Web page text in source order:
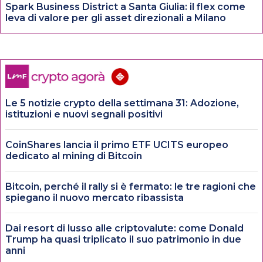
Spark Business District a Santa Giulia: il flex come
leva di valore per gli asset direzionali a Milano
Le 5 notizie crypto della settimana 31: Adozione,
istituzioni e nuovi segnali positivi
CoinShares lancia il primo ETF UCITS europeo
dedicato al mining di Bitcoin
Bitcoin, perché il rally si è fermato: le tre ragioni che
spiegano il nuovo mercato ribassista
Dai resort di lusso alle criptovalute: come Donald
Trump ha quasi triplicato il suo patrimonio in due
anni